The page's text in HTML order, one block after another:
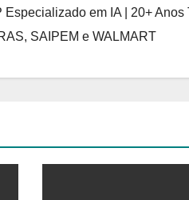
Especializado em IA | 20+
SAIPEM e WALMART